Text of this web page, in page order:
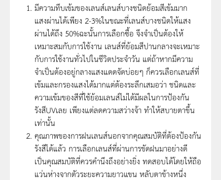
มีความทึบเข้มของเลนส์เลนส์บางชนิดย้อมสีเข้มมาก
แสงผ่านได้เพียง 2-3%ในขณะที่เลนส์บางชนิดให้แสง
ผ่านได้ถึง 50%ฉะนั้นการเลือกซื้อ จึงจำเป็นต้องให้
เหมาะสมกับการใช้งาน เลนส์ที่ย้อมสีปานกลางจะเหมาะ
กับการใช้งานทั่วไปในชีวิตประจำวัน แต่ถ้าหากมีความ
จำเป็นต้องอยู่กลางแสงแดดจัดบ่อยๆ ก็ควรเลือกเลนส์ที่
เข้มและกรองแสงได้มากแต่ต้องระลึกเสมอว่า ชนิดและ
ความเข้มของสีที่ใช้ย้อมเลนส์ไม่ได้มีผลในการป้องกัน
รังสีUVเลย เพียงแต่ลดความสว่างจ้า ทำให้สบายตาขึ้น
เท่านั้น
คุณภาพของการฝนเลนส์นอกจากคุณสมบัติที่ต้องป้องกัน
รังสีได้แล้ว การเลือกเลนส์ที่ผ่านการขัดฝนมาอย่างดี
เป็นคุณสมบัติที่ควรคำนึงถึงอย่างยิ่ง ทดสอบได้โดยให้ถือ
แว่นห่างจากตัวระยะความยาวแขน หลับตาข้างหนึ่ง